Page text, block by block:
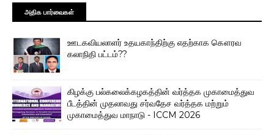
அதிக பார்வைகள்
ஊடகவியலாளர் உதயகாந்திற்கு எதற்காக கௌரவ
கலாநிதி பட்டம்??
கிழக்கு பல்கலைக்கழகத்தின் வர்த்தக முகாமைத்துவ
பீடத்தின் முதலாவது சர்வதேச வர்த்தக மற்றும்
முகாமைத்துவ மாநாடு - ICCM 2026